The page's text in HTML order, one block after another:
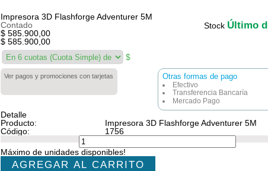
Impresora 3D Flashforge Adventurer 5M
Contado
$ 585.900,00
$ 585.900,00
$
Stock Último
Ver pagos y promociones con tarjetas
Otras formas de pago
Efectivo
Transferencia Bancaría
Mercado Pago
Detalle
Producto:
Impresora 3D Flashforge Adventurer 5M
Código: 1756
Máximo de unidades disponibles!
AGREGAR AL CARRITO